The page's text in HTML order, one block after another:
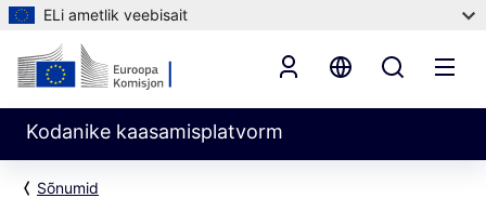
ELi ametlik veebisait
Kodanike kaasamisplatvorm
Sõnumid